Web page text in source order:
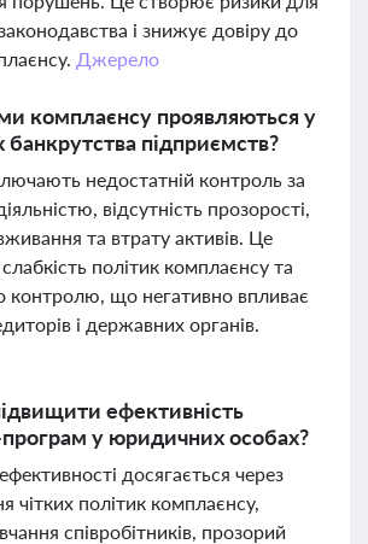
і знижує довіру до
Джерело
комплаєнсу проявляються у
підприємств?
недостатній контроль за
відсутність прозорості,
та втрату активів. Це
політик комплаєнсу та
контролю, що негативно впливає
і державних органів.
ефективність
у юридичних особах?
досягається через
чітких політик комплаєнсу,
співробітників, прозорий